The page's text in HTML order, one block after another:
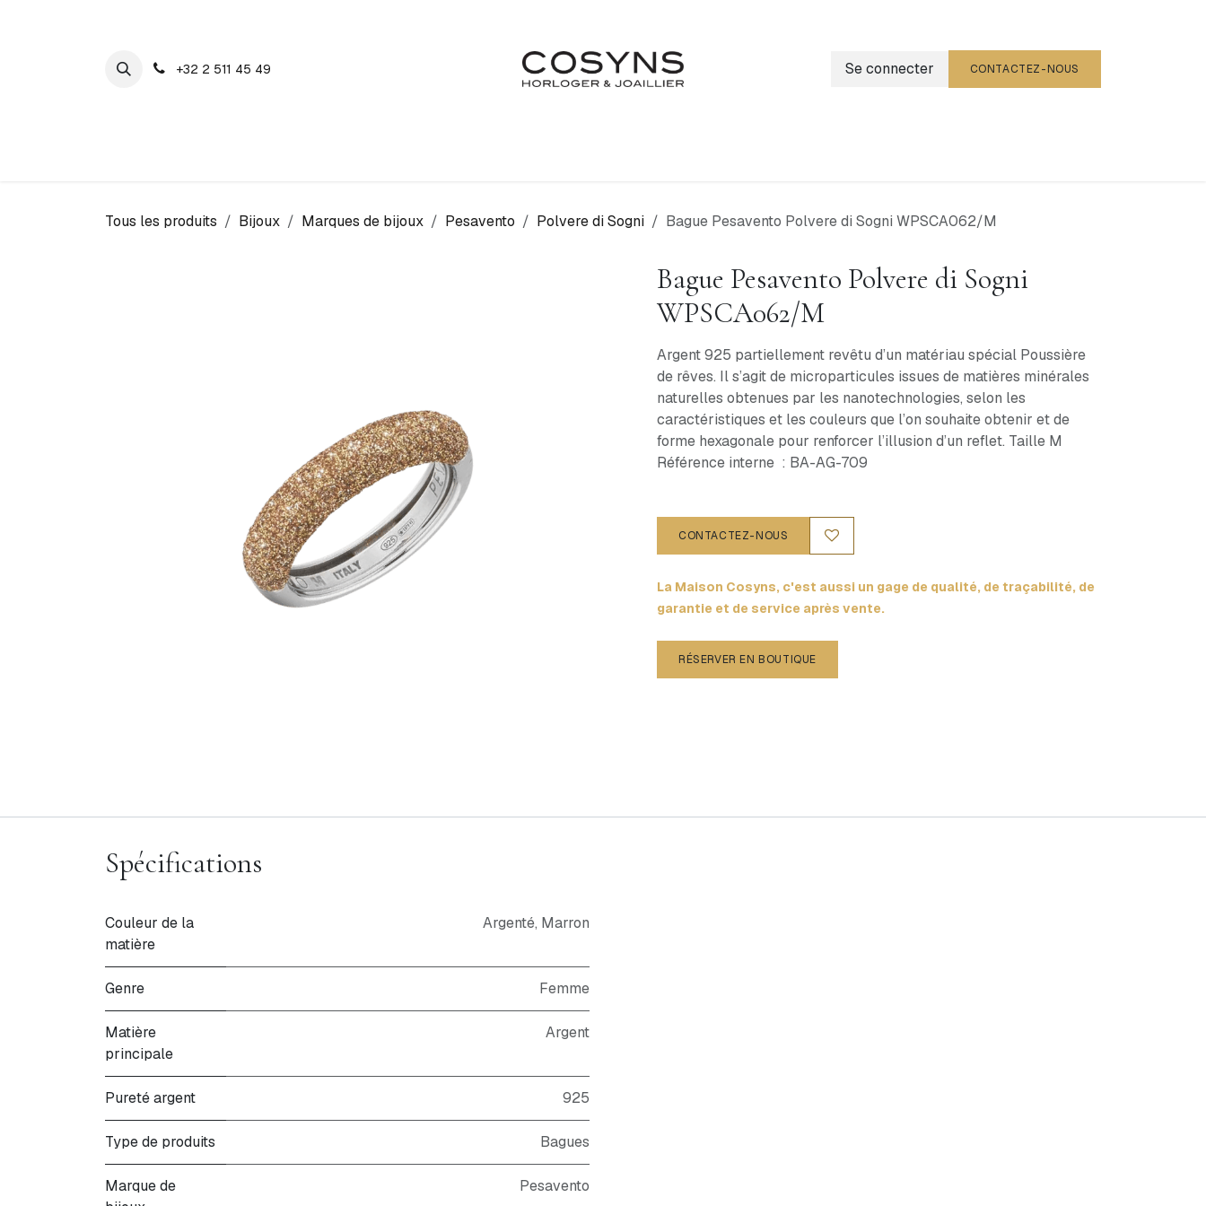
+32 2 511 45 49 Se connecter CONTACTEZ-NOUS
Tous les produits Bijoux Marques de bijoux Pesavento Polvere di Sogni Bague Pesavento Polvere di Sogni WPSCA062/M
Bague Pesavento Polvere di Sogni
WPSCA062/M
Argent 925 partiellement revêtu d’un matériau spécial Poussière
de rêves. Il s’agit de microparticules issues de matières minérales
naturelles obtenues par les nanotechnologies, selon les
caractéristiques et les couleurs que l’on souhaite obtenir et de
forme hexagonale pour renforcer l’illusion d’un reflet. Taille M
Référence interne : BA-AG-709
CONTACTEZ-NOUS
La Maison Cosyns, c'est aussi un gage de qualité, de traçabilité, de
garantie et de service après vente.
RÉSERVER EN BOUTIQUE
Spécifications
Couleur de la
matière
Argenté, Marron
Genre Femme
Matière
principale
Argent
Pureté argent 925
Type de produits Bagues
Marque de
Pesavento